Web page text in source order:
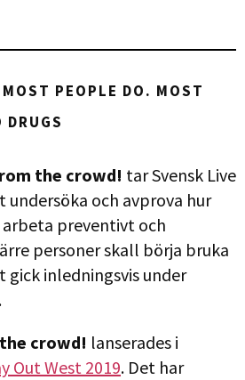
PEOPLE DO. MOST
DRUGS
the crowd! tar Svensk Live
och avprova hur
preventivt och
personer skall börja bruka
inledningsvis under
crowd! lanserades i
Out West 2019. Det har